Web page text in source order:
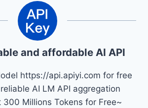
and affordable AI API
https://api.apiyi.com for free
AI LM API aggregation
300 Millions Tokens for Free~